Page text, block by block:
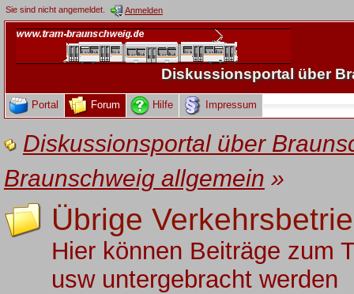
Sie sind nicht angemeldet. Anmelden
Diskussionsportal über
Portal Forum Hilfe Impressum
Diskussionsportal über
Braunschweig allgemein »
Übrige
Hier können Beiträge zum
usw untergebracht werden